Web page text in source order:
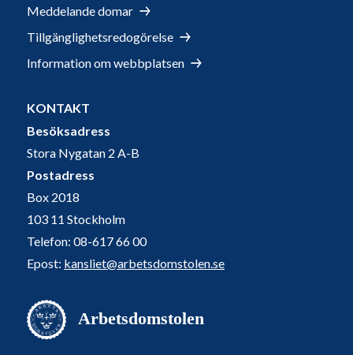
Meddelande domar
Tillgänglighetsredogörelse
Information om webbplatsen
KONTAKT
Besöksadress
Stora Nygatan 2 A-B
Postadress
Box 2018
103 11 Stockholm
Telefon: 08-617 66 00
Epost: kansliet@arbetsdomstolen.se